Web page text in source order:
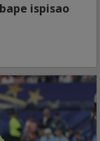
ispisao